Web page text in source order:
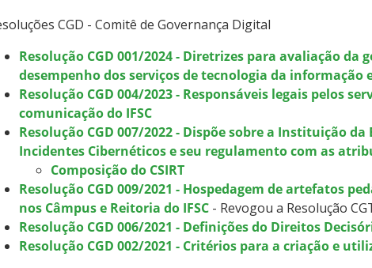
CGD - Comitê de Governança Digital
Resolução CGD 001/2024 - Diretrizes para avaliação da
desempenho dos serviços de tecnologia da informação
Resolução CGD 004/2023 - Responsáveis legais pelos
comunicação do IFSC
Resolução CGD 007/2022 - Dispõe sobre a Instituição
Incidentes Cibernéticos e seu regulamento com as
Composição do CSIRT
Resolução CGD 009/2021 - Hospedagem de artefatos
nos Câmpus e Reitoria do IFSC- Revogou a Resolução
Resolução CGD 006/2021 - Definições do Direitos
Resolução CGD 002/2021 - Critérios para a criação e